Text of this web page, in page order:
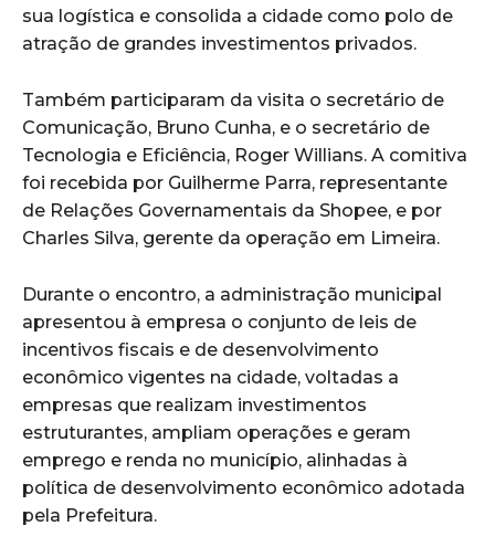
sua logística e consolida a cidade como polo de
atração de grandes investimentos privados.
Também participaram da visita o secretário de
Comunicação, Bruno Cunha, e o secretário de
Tecnologia e Eficiência, Roger Willians. A comitiva
foi recebida por Guilherme Parra, representante
de Relações Governamentais da Shopee, e por
Charles Silva, gerente da operação em Limeira.
Durante o encontro, a administração municipal
apresentou à empresa o conjunto de leis de
incentivos fiscais e de desenvolvimento
econômico vigentes na cidade, voltadas a
empresas que realizam investimentos
estruturantes, ampliam operações e geram
emprego e renda no município, alinhadas à
política de desenvolvimento econômico adotada
pela Prefeitura.